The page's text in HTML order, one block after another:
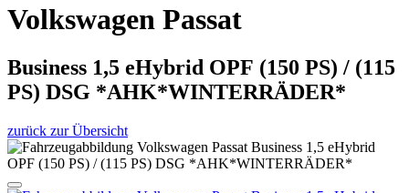
Volkswagen Passat
Business 1,5 eHybrid OPF (150 PS) / (115
PS) DSG *AHK*WINTERRÄDER*
zurück zur Übersicht